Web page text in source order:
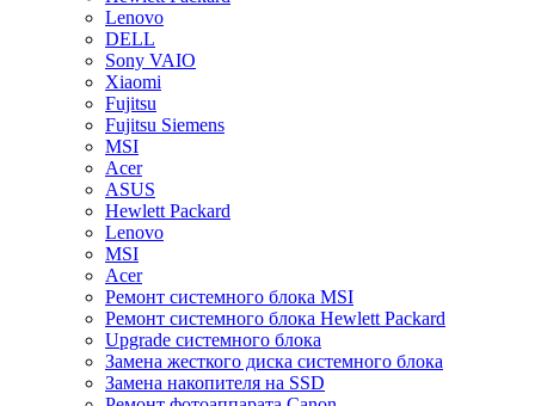
Lenovo
DELL
Sony VAIO
Xiaomi
Fujitsu
Fujitsu Siemens
MSI
Acer
ASUS
Hewlett Packard
Lenovo
MSI
Acer
Ремонт системного блока MSI
Ремонт системного блока Hewlett Packard
Upgrade системного блока
Замена жесткого диска системного блока
Замена накопителя на SSD